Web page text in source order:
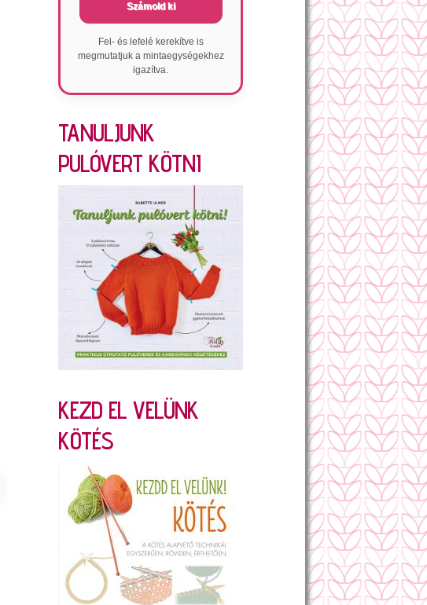
Számold ki
Fel- és lefelé kerekítve is
megmutatjuk a mintaegységekhez
igazítva.
TANULJUNK
PULÓVERT KÖTNI
KEZD EL VELÜNK
KÖTÉS